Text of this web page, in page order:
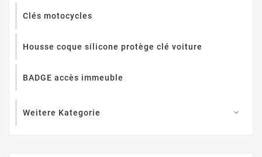
Clés motocycles
Housse coque silicone protège clé voiture
BADGE accès immeuble
Weitere Kategorie 